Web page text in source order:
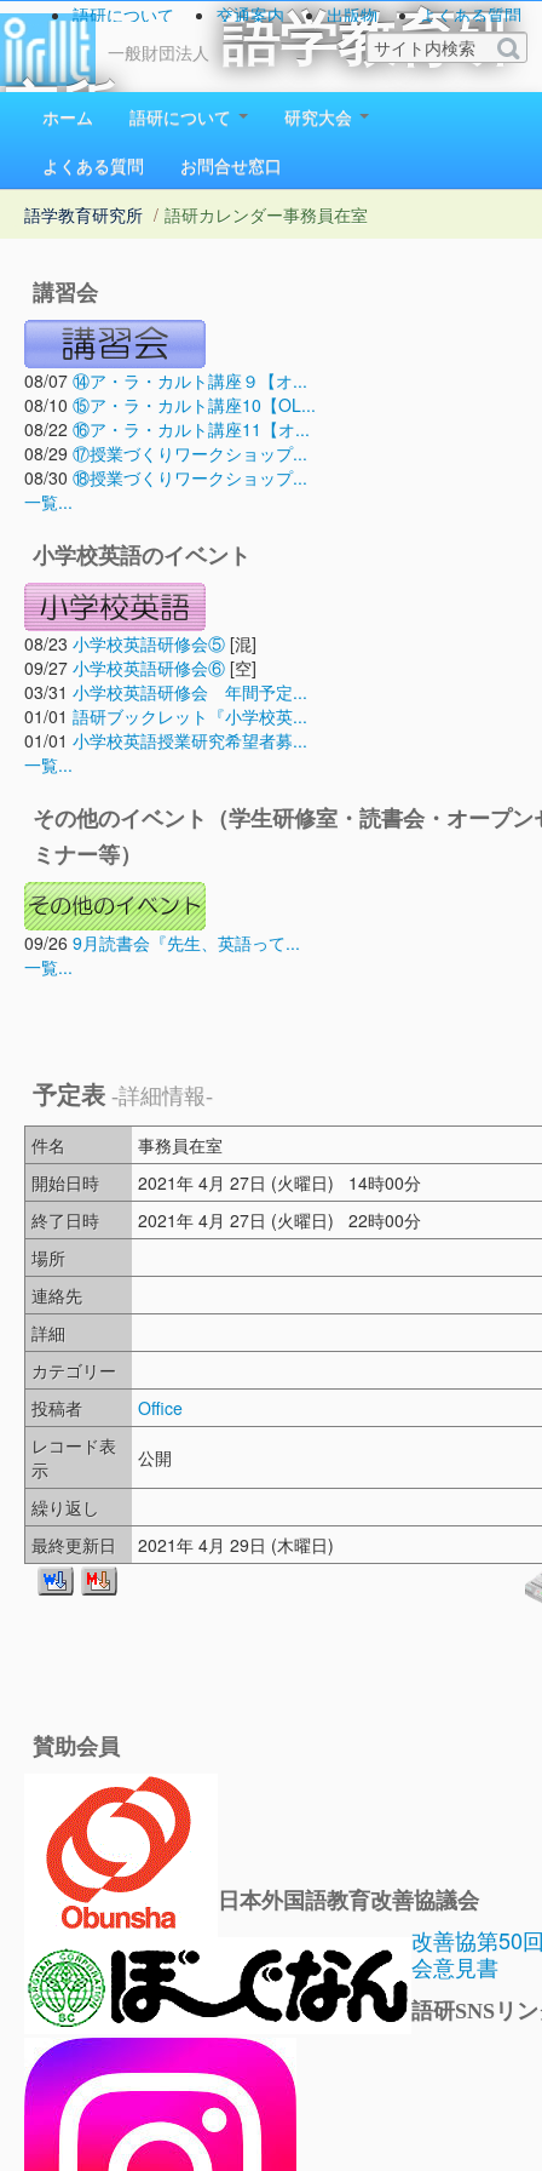
一般財団法人
語学教育研
究所
1923（大正12）年創立
語研について 交通案内 出版物
よくある質問
お問い合わせ
ホーム 語研について
研究大会
よくある質問
お問合せ窓口
語学教育研究所 / 語研カレンダー事務員在室
講習会
08/07 ⑭ア・ラ・カルト講座９【オ...
08/10 ⑮ア・ラ・カルト講座10【OL...
08/22 ⑯ア・ラ・カルト講座11【オ...
08/29 ⑰授業づくりワークショップ...
08/30 ⑱授業づくりワークショップ...
一覧...
小学校英語のイベント
08/23 小学校英語研修会⑤ [混]
09/27 小学校英語研修会⑥ [空]
03/31 小学校英語研修会 年間予定...
01/01 語研ブックレット『小学校英...
01/01 小学校英語授業研究希望者募...
一覧...
その他のイベント（学生研修室・読書会・オープン
ミナー等）
09/26 9月読書会『先生、英語って...
一覧...
予定表 -詳細情報-
件名
事務員在室
開始日時
2021年 4月 27日 (火曜日) 14時00分
終了日時
2021年 4月 27日 (火曜日) 22時00分
場所
連絡先
詳細
カテゴリー
投稿者
Office
レコード表
示
公開
繰り返し
最終更新日
2021年 4月 29日 (木曜日)
賛助会員
日本外国語教育改善協議会
改善協第50
会意見書
語研SNSリ